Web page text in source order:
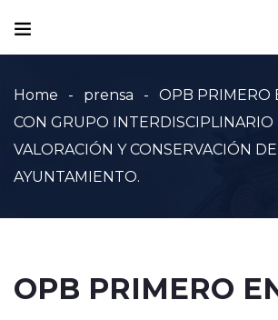
Home prensa
OPB PRIMERO
CON GRUPO INTERDISCIPLINARIO
VALORACIÓN Y CONSERVACIÓN
AYUNTAMIENTO.
OPB PRIMERO